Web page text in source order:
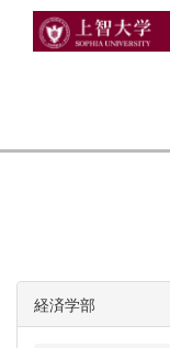
経済学部